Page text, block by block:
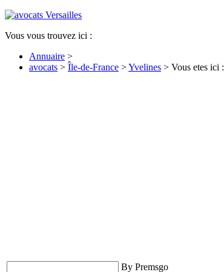
Vous vous trouvez ici :
Annuaire >
avocats > Île-de-France >Yvelines > Vous etes ici :
By Premsgo